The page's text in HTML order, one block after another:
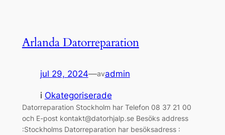
Arlanda Datorreparation
jul 29, 2024—avadmin
i Okategoriserade
Datorreparation Stockholm har Telefon 08 37 21 00
och E-post kontakt@datorhjalp.se Besöks address
:Stockholms Datorreparation har besöksadress :